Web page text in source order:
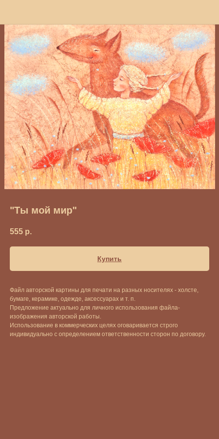
"Ты мой мир"
555 р.
Купить
Файл авторской картины для печати на разных носителях - холсте,
бумаге, керамике, одежде, аксессуарах и т. п.
Предложение актуально для личного использования файла-
изображения авторской работы.
Использование в коммерческих целях оговаривается строго
индивидуально с определением ответственности сторон по договору.